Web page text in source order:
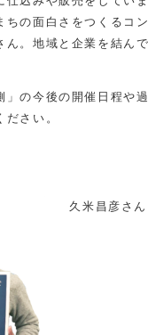
ちの面白さをつくるコ
ん。地域と企業を結ん
の今後の開催日程や
ださい。
久米昌彦さん